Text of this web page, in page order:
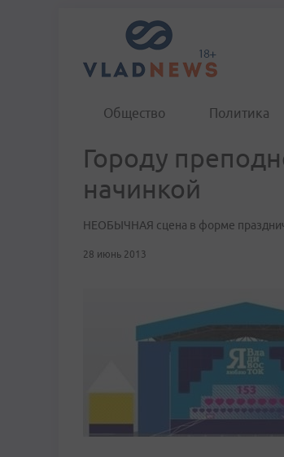
Общество Политика
Городу
начинкой
НЕОБЫЧНАЯ сцена в форме
28 июнь 2013